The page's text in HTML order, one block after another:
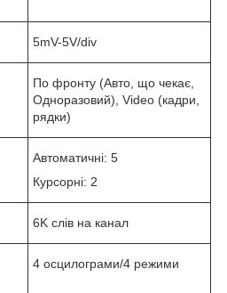
5mV-5V/div
По фронту (Авто, що чекає,
Одноразовий), Video (кадри,
рядки)
Автоматичні: 5
Курсорні: 2
6K слів на канал
4 осцилограми/4 режими